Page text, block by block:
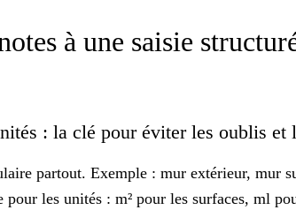
à une saisie
: la clé pour éviter les oublis et
partout. Exemple : mur extérieur, mur
les unités : m² pour les surfaces, ml